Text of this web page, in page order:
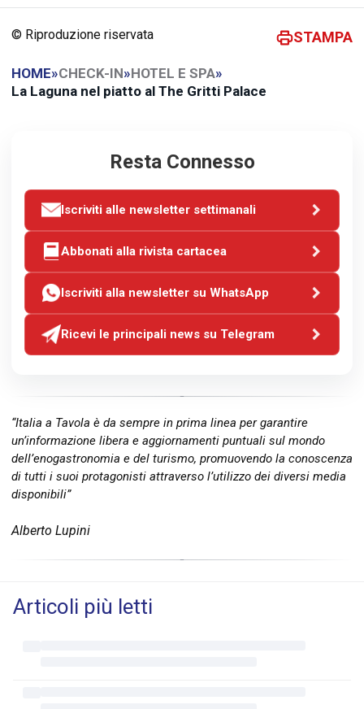
© Riproduzione riservata STAMPA
HOME»CHECK-IN»HOTEL E SPA»
La Laguna nel piatto al The Gritti Palace
Resta Connesso
Iscriviti alle newsletter settimanali
Abbonati alla rivista cartacea
Iscriviti alla newsletter su WhatsApp
Ricevi le principali news su Telegram
“Italia a Tavola è da sempre in prima linea per garantire
un’informazione libera e aggiornamenti puntuali sul mondo
dell’enogastronomia e del turismo, promuovendo la conoscenza
di tutti i suoi protagonisti attraverso l’utilizzo dei diversi media
disponibili”
Alberto Lupini
Articoli più letti